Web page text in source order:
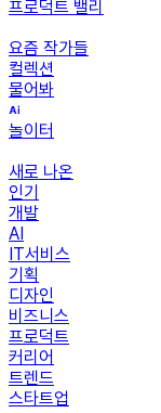
프로덕트 밸리
요즘 작가들
컬렉션
물어봐
놀이터
새로 나온
인기
개발
AI
IT서비스
기획
디자인
비즈니스
프로덕트
커리어
트렌드
스타트업